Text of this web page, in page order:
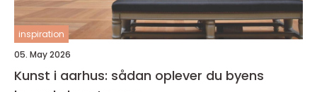
inspiration
05. May 2026
Kunst i aarhus: sådan oplever du byens